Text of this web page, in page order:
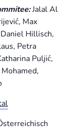
Jalal Al
Max
Hillisch,
Petra
Puljić,